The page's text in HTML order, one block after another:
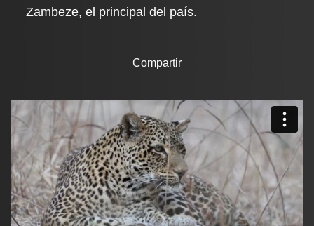
Zambeze, el principal del país.
Compartir